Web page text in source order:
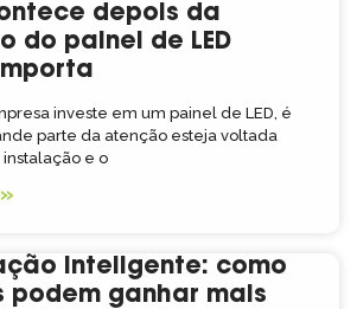
depois da
do painel de LED
investe em um painel de LED, é
parte da atenção esteja voltada
instalação e o
inteligente: como
podem ganhar mais